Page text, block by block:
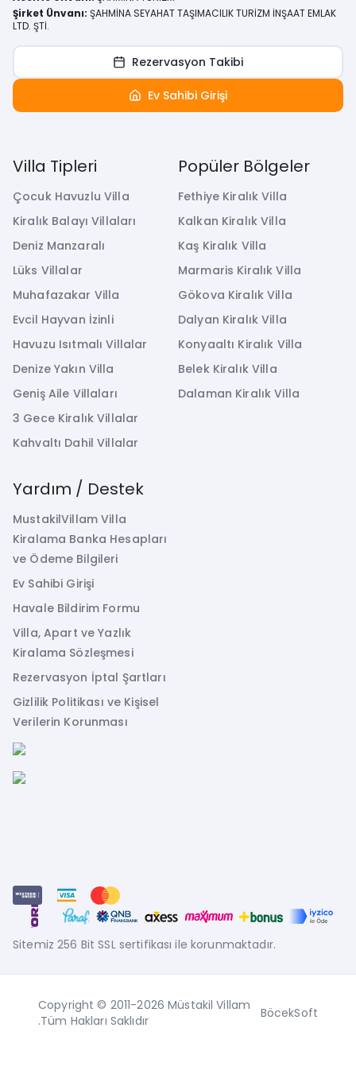
Villa Tipleri
Çocuk Havuzlu Villa
Kiralık Balayı Villaları
Deniz Manzaralı
Lüks Villalar
Muhafazakar Villa
Evcil Hayvan İzinli
Havuzu Isıtmalı Villalar
Denize Yakın Villa
Geniş Aile Villaları
3 Gece Kiralık Villalar
Kahvaltı Dahil Villalar
Popüler Bölgeler
Fethiye Kiralık Villa
Kalkan Kiralık Villa
Kaş Kiralık Villa
Marmaris Kiralık Villa
Gökova Kiralık Villa
Dalyan Kiralık Villa
Konyaaltı Kiralık Villa
Belek Kiralık Villa
Dalaman Kiralık Villa
Yardım / Destek
MustakilVillam Villa
Kiralama Banka Hesapları
ve Ödeme Bilgileri
Ev Sahibi Girişi
Havale Bildirim Formu
Villa, Apart ve Yazlık
Kiralama Sözleşmesi
Rezervasyon İptal Şartları
Gizlilik Politikası ve Kişisel
Verilerin Korunması
Şirket Ünvanı: ŞAHMİNA SEYAHAT TAŞIMACILIK TURİZM İNŞAAT EMLAK
LTD. ŞTİ.
Rezervasyon Takibi
Ev Sahibi Girişi
Sitemiz 256 Bit SSL sertifikası ile korunmaktadır.
Copyright © 2011-2026 Müstakil Villam
.Tüm Hakları Saklıdır
BöcekSoft